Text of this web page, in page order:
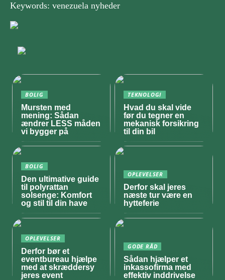
Keywords: venezuela nyheder
BOLIG
Mursten med
mening: Sådan
ændrer LESS måden
vi bygger på
TEKNOLOGI
Hvad du skal vide
før du tegner en
mekanisk forsikring
til din bil
BOLIG
Den ultimative guide
til polyrattan
solsenge: Komfort
og stil til din have
OPLEVELSER
Derfor skal jeres
næste tur være en
hytteferie
OPLEVELSER
Derfor bør et
eventbureau hjælpe
med at skræddersy
jeres event
GODE RÅD
Sådan hjælper et
inkassofirma med
effektiv inddrivelse